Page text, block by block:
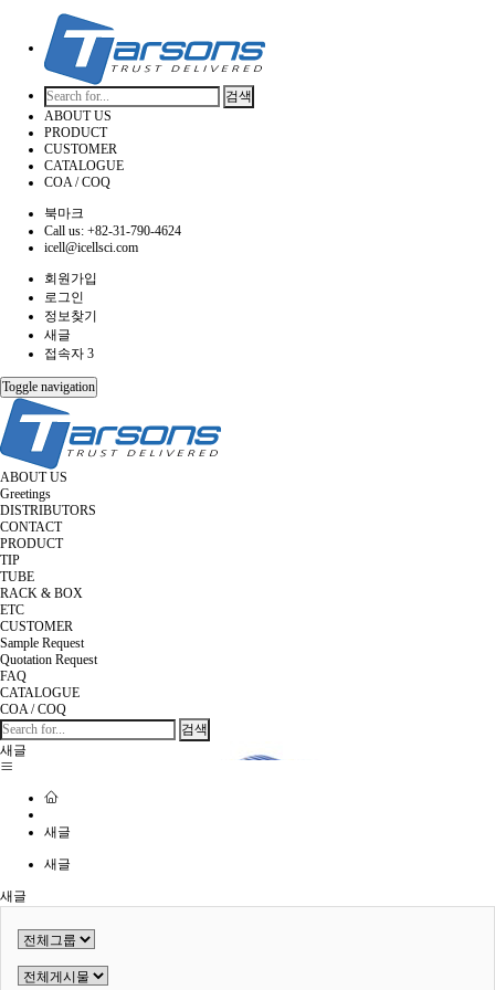
검색
ABOUT US
PRODUCT
CUSTOMER
CATALOGUE
COA / COQ
북마크
Call us: +82-31-790-4624
icell@icellsci.com
회원가입
로그인
정보찾기
새글
접속자 3
Toggle navigation
ABOUT US
Greetings
DISTRIBUTORS
CONTACT
PRODUCT
TIP
TUBE
RACK & BOX
ETC
CUSTOMER
Sample Request
Quotation Request
FAQ
CATALOGUE
COA / COQ
검색
새글
새글
새글
새글